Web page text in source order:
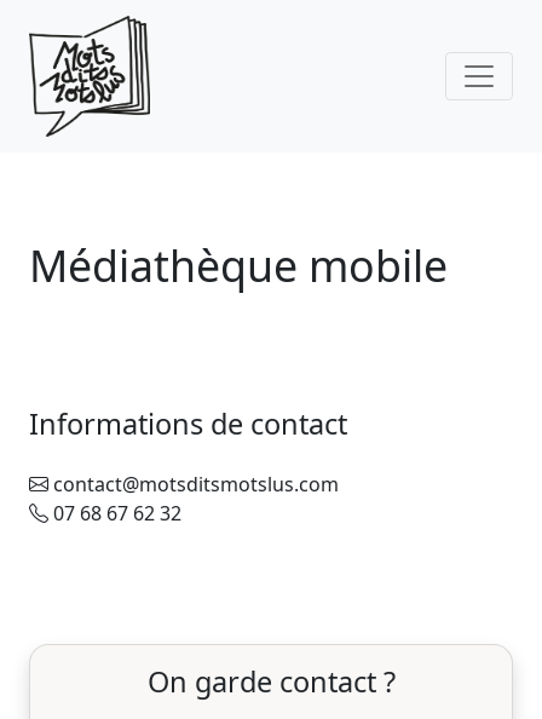
Skip to main content
Médiathèque mobile
Informations de contact
contact@motsditsmotslus.com
07 68 67 62 32
On garde contact ?